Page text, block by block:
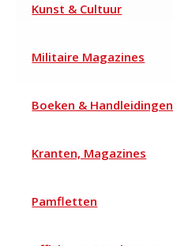
Kunst & Cultuur
Militaire Magazines
Boeken & Handleidingen
Kranten, Magazines
Pamfletten